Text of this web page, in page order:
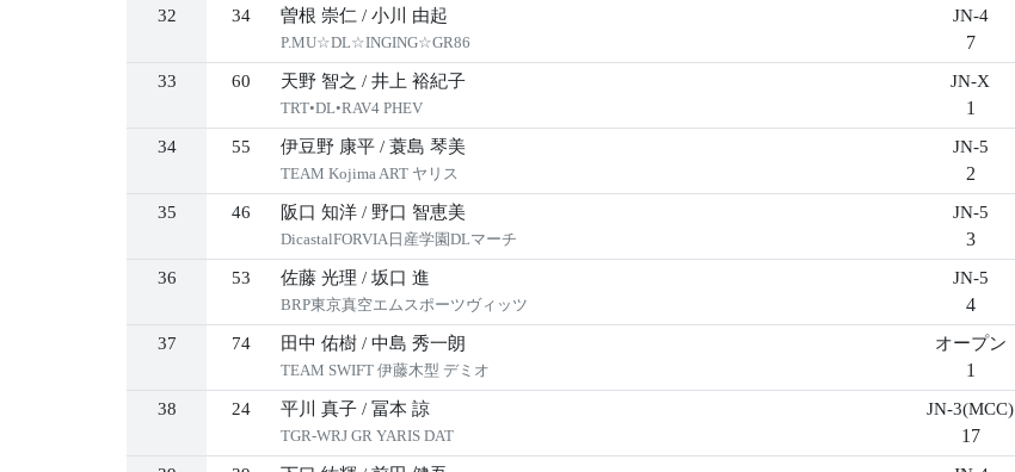
32 34 曽根 崇仁 / 小川 由起
P.MU☆DL☆INGING☆GR86
JN-4
7
33 60 天野 智之 / 井上 裕紀子
TRT•DL•RAV4 PHEV
JN-X
1
34 55 伊豆野 康平 / 蓑島 琴美
TEAM Kojima ART ヤリス
JN-5
2
35 46 阪口 知洋 / 野口 智恵美
DicastalFORVIA日産学園DLマーチ
JN-5
3
36 53 佐藤 光理 / 坂口 進
BRP東京真空エムスポーツヴィッツ
JN-5
4
37 74 田中 佑樹 / 中島 秀一朗
TEAM SWIFT 伊藤木型 デミオ
オープン
1
38 24 平川 真子 / 冨本 諒
TGR-WRJ GR YARIS DAT
JN-3(MCC)
17